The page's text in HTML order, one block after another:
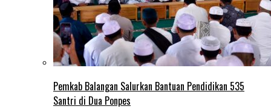
Pemkab Balangan Salurkan Bantuan Pendidikan 535
Santri di Dua Ponpes